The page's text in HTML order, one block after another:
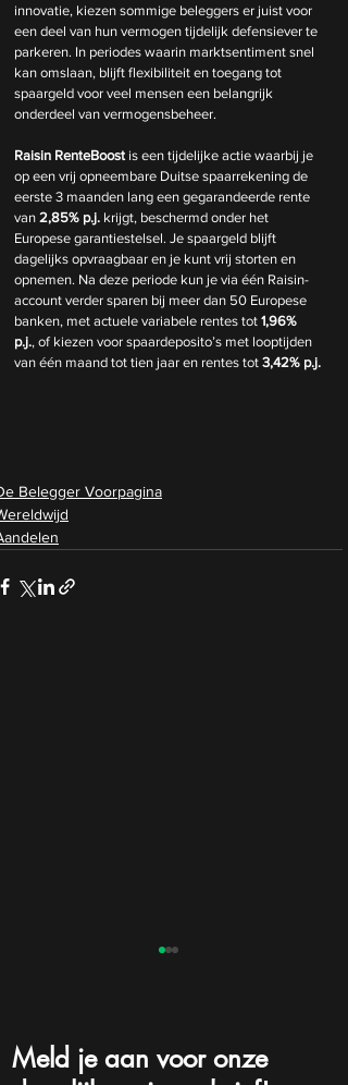
innovatie, kiezen sommige beleggers er juist voor
een deel van hun vermogen tijdelijk defensiever te
parkeren. In periodes waarin marktsentiment snel
kan omslaan, blijft flexibiliteit en toegang tot
spaargeld voor veel mensen een belangrijk
onderdeel van vermogensbeheer.
Raisin RenteBoost is een tijdelijke actie waarbij je
op een vrij opneembare Duitse spaarrekening de
eerste 3 maanden lang een gegarandeerde rente
van 2,85% p.j. krijgt, beschermd onder het
Europese garantiestelsel. Je spaargeld blijft
dagelijks opvraagbaar en je kunt vrij storten en
opnemen. Na deze periode kun je via één Raisin-
account verder sparen bij meer dan 50 Europese
banken, met actuele variabele rentes tot 1,96%
p.j., of kiezen voor spaardeposito’s met looptijden
van één maand tot tien jaar en rentes tot 3,42% p.j.
Belegger Voorpagina
Meld je aan voor onze